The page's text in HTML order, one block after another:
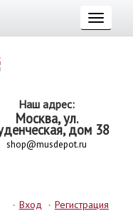
Toggle
Наш адрес:
Москва, ул.
дом 38
shop@musdepot.ru
Вход Регистрация